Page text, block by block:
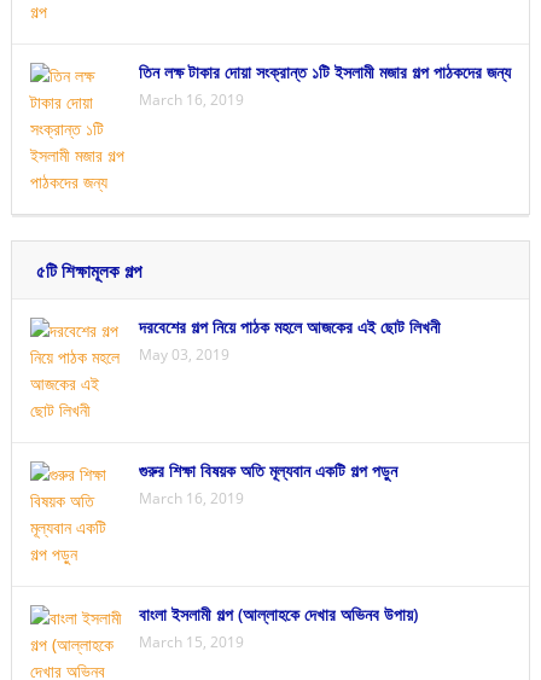
তিন লক্ষ টাকার দোয়া সংক্রান্ত ১টি ইসলামী মজার গল্প পাঠকদের জন্য
March 16, 2019
৫টি শিক্ষামূলক গল্প
দরবেশের গল্প নিয়ে পাঠক মহলে আজকের এই ছোট লিখনী
May 03, 2019
গুরুর শিক্ষা বিষয়ক অতি মূল্যবান একটি গল্প পড়ুন
March 16, 2019
বাংলা ইসলামী গল্প (আল্লাহকে দেখার অভিনব উপায়)
March 15, 2019